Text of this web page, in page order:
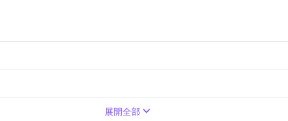
幼兒平安/彌月禮
神獸擺件
展開全部